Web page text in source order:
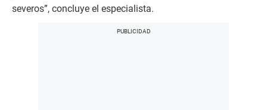
severos”, concluye el especialista.